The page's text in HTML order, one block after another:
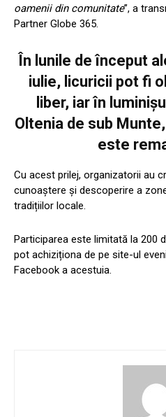
oamenii din comunitate”, a
Partner Globe 365.
În lunile de început
iulie, licuricii pot fi
liber, iar în
Oltenia de sub
este
Cu acest prilej, organizatorii au
cunoaștere și descoperire a
tradițiilor locale.
Participarea este limitată la 200
pot achiziționa de pe site-ul
Facebook a acestuia.